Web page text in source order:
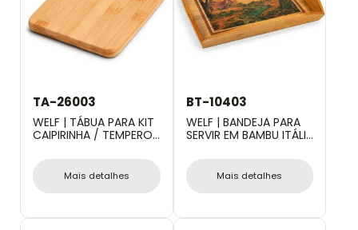
TA-26003
WELF | TÁBUA PARA KIT
CAIPIRINHA / TEMPERO
Mais detalhes
BT-10403
WELF | BANDEJA PARA
SERVIR EM BAMBU ITÁLIA
Mais detalhes